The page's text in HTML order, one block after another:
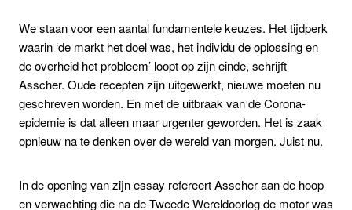
We staan voor een aantal fundamentele keuzes. Het tijdperk
waarin ‘de markt het doel was, het individu de oplossing en
de overheid het probleem’ loopt op zijn einde, schrijft
Asscher. Oude recepten zijn uitgewerkt, nieuwe moeten nu
geschreven worden. En met de uitbraak van de Corona-
epidemie is dat alleen maar urgenter geworden. Het is zaak
opnieuw na te denken over de wereld van morgen. Juist nu.
In de opening van zijn essay refereert Asscher aan de hoop
en verwachting die na de Tweede Wereldoorlog de motor was